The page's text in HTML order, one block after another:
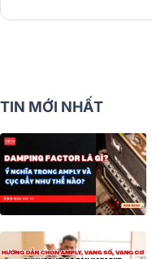
TIN MỚI NHẤT